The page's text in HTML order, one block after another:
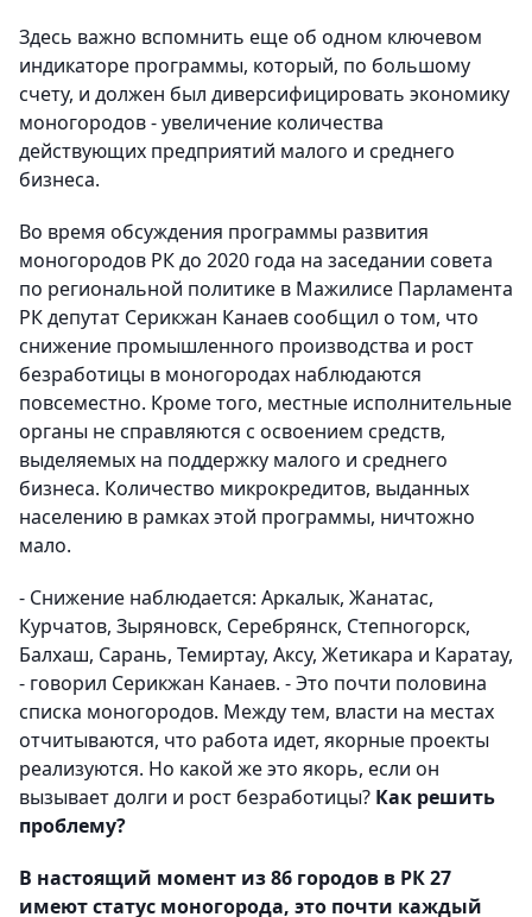
Здесь важно вспомнить еще об одном ключевом
индикаторе программы, который, по большому
счету, и должен был диверсифицировать экономику
моногородов - увеличение количества
действующих предприятий малого и среднего
бизнеса.
Во время обсуждения программы развития
моногородов РК до 2020 года на заседании совета
по региональной политике в Мажилисе Парламента
РК депутат Серикжан Канаев сообщил о том, что
снижение промышленного производства и рост
безработицы в моногородах наблюдаются
повсеместно. Кроме того, местные исполнительные
органы не справляются с освоением средств,
выделяемых на поддержку малого и среднего
бизнеса. Количество микрокредитов, выданных
населению в рамках этой программы, ничтожно
мало.
- Снижение наблюдается: Аркалык, Жанатас,
Курчатов, Зыряновск, Серебрянск, Степногорск,
Балхаш, Сарань, Темиртау, Аксу, Жетикара и Каратау,
- говорил Серикжан Канаев. - Это почти половина
списка моногородов. Между тем, власти на местах
отчитываются, что работа идет, якорные проекты
реализуются. Но какой же это якорь, если он
вызывает долги и рост безработицы? Как решить
проблему?
В настоящий момент из 86 городов в РК 27
имеют статус моногорода, это почти каждый